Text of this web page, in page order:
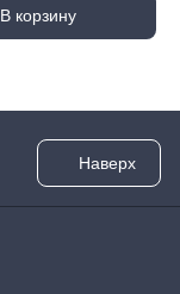
В корзину
Наверх